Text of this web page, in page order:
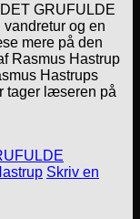
GRUFULDE
og en
mere på den
Rasmus Hastrup
Hastrups
tager læseren på
Skriv en